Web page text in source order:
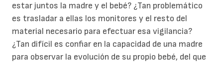
estar juntos la madre y el bebé? ¿Tan problemático
es trasladar a ellas los monitores y el resto del
material necesario para efectuar esa vigilancia?
¿Tan difícil es confiar en la capacidad de una madre
para observar la evolución de su propio bebé, del que